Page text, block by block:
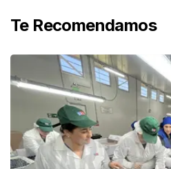
Te Recomendamos